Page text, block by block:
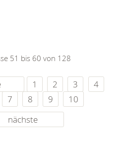
51 bis 60 von 128
1 2 3
4
7 8 9
10
nächste